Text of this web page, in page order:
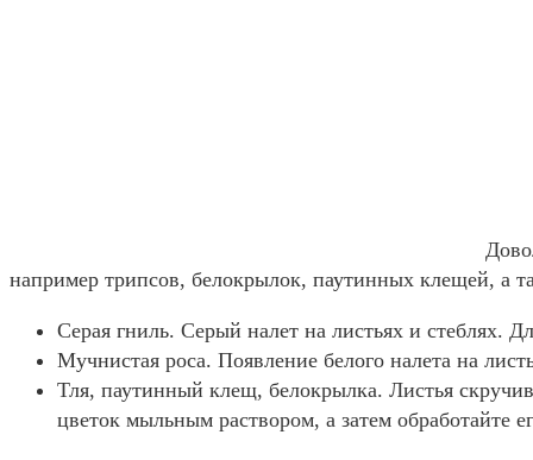
например трипсов, белокрылок, паутинных клещей, а
Серая гниль. Серый налет на листьях и стеблях.
Мучнистая роса. Появление белого налета на
Тля, паутинный клещ, белокрылка. Листья
цветок мыльным раствором, а затем обработайте